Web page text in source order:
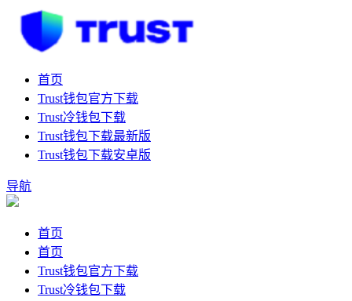
首页
Trust钱包官方下载
Trust冷钱包下载
Trust钱包下载最新版
Trust钱包下载安卓版
导航
首页
首页
Trust钱包官方下载
Trust冷钱包下载